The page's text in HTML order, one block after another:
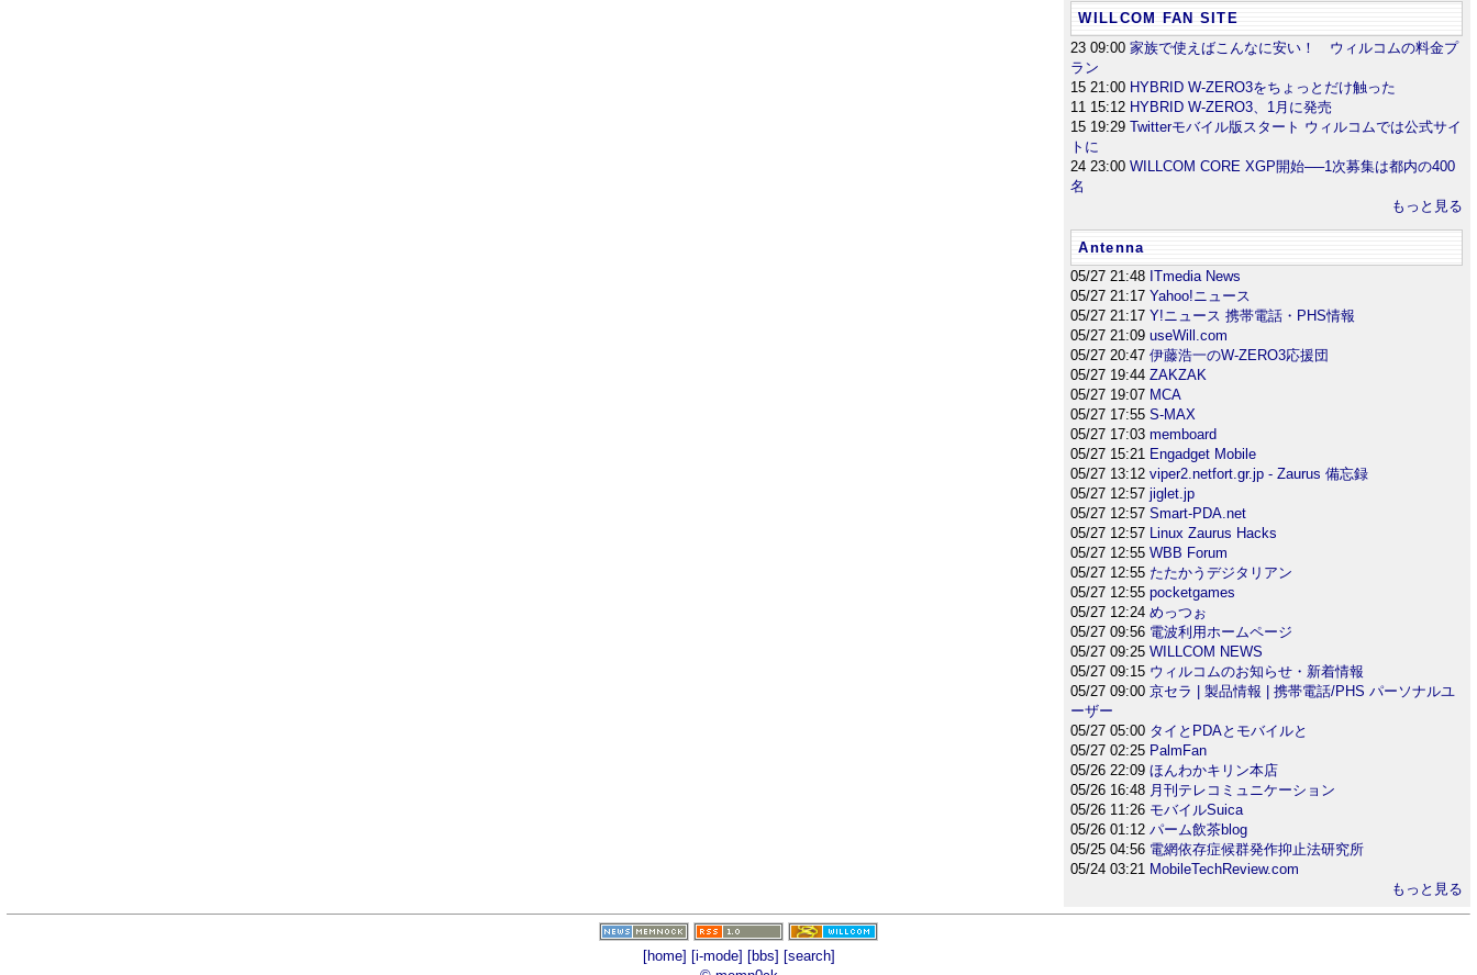
WILLCOM FAN SITE
23 09:00家族で使えばこんなに安い！ ウィルコムの料金プ
ラン
15 21:00 HYBRID W-ZERO3をちょっとだけ触った
11 15:12 HYBRID W-ZERO3、1月に発売
15 19:29Twitterモバイル版スタート ウィルコムでは公式サイ
トに
24 23:00WILLCOM CORE XGP開始──1次募集は都内の400
名
もっと見る
Antenna
05/27 21:48 ITmedia News
05/27 21:17Yahoo!ニュース
05/27 21:17Y!ニュース 携帯電話・PHS情報
05/27 21:09useWill.com
05/27 20:47伊藤浩一のW-ZERO3応援団
05/27 19:44ZAKZAK
05/27 19:07 MCA
05/27 17:55S-MAX
05/27 17:03memboard
05/27 15:21 Engadget Mobile
05/27 13:12viper2.netfort.gr.jp - Zaurus 備忘録
05/27 12:57jiglet.jp
05/27 12:57Smart-PDA.net
05/27 12:57 Linux Zaurus Hacks
05/27 12:55WBB Forum
05/27 12:55 たたかうデジタリアン
05/27 12:55pocketgames
05/27 12:24めっつぉ
05/27 09:56 電波利用ホームページ
05/27 09:25WILLCOM NEWS
05/27 09:15 ウィルコムのお知らせ・新着情報
05/27 09:00京セラ | 製品情報 | 携帯電話/PHS パーソナルユ
ーザー
05/27 05:00 タイとPDAとモバイルと
05/27 02:25 PalmFan
05/26 22:09ほんわかキリン本店
05/26 16:48 月刊テレコミュニケーション
05/26 11:26 モバイルSuica
05/26 01:12パーム飲茶blog
05/25 04:56 電網依存症候群発作抑止法研究所
05/24 03:21 MobileTechReview.com
もっと見る
[home] [i-mode] [bbs] [search]